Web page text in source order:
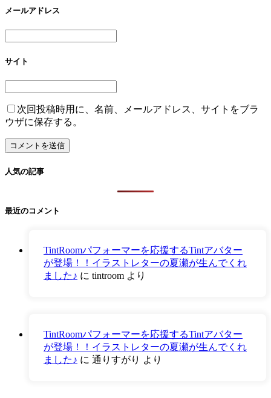
メールアドレス
サイト
次回投稿時用に、名前、メールアドレス、サイトをブラ
ウザに保存する。
人気の記事
最近のコメント
TintRoomパフォーマーを応援するTintアバター
が登場！！イラストレターの夏瀬が生んでくれ
ました♪ に tintroom より
TintRoomパフォーマーを応援するTintアバター
が登場！！イラストレターの夏瀬が生んでくれ
ました♪ に 通りすがり より